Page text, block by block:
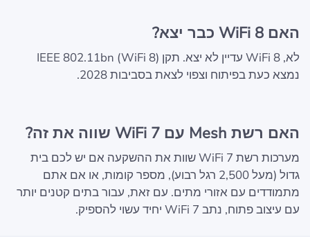
האם WiFi 8 כבר יצא?
לא, WiFi 8 עדיין לא יצא. תקן IEEE 802.11bn (WiFi 8)
נמצא כעת בפיתוח וצפוי לצאת בסביבות 2028.
האם רשת Mesh עם WiFi 7 שווה את זה?
מערכות רשת WiFi 7 שוות את ההשקעה אם יש לכם בית
גדול (מעל 2,500 רגל רבוע), מספר קומות, או אם אתם
מתמודדים עם אזורי מתים. עם זאת, עבור בתים קטנים יותר
עם עיצוב פתוח, נתב WiFi 7 יחיד עשוי להספיק.